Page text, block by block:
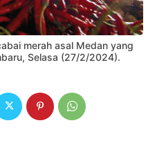
merah asal Medan yang
Selasa (27/2/2024).